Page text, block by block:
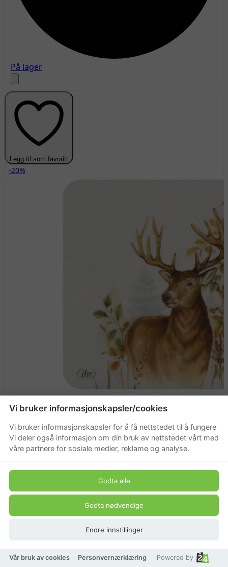
På lager
Legg til som favoritt
-20%
Coaster
39,20 kr
Vi bruker informasjonskapsler/cookies
Vi bruker informasjonskapsler for å få nettstedet til å fungere
Vi deler også informasjon om din bruk av nettstedet vårt med
våre partnere for sosiale medier, reklame og analyse.
Godta alle
Godta nødvendige
Endre innstillinger
Vår bruk av cookies Personvernærklæring Powered by